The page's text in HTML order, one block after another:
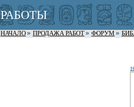
РАБОТЫ
НАЧАЛО ПРОДАЖА РАБОТ ФОРУМ